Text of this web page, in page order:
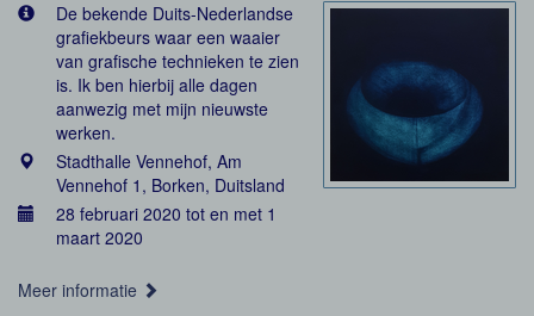
De bekende Duits-Nederlandse
grafiekbeurs waar een waaier
van grafische technieken te zien
is. Ik ben hierbij alle dagen
aanwezig met mijn nieuwste
werken.
Stadthalle Vennehof, Am
Vennehof 1, Borken, Duitsland
28 februari 2020 tot en met 1
maart 2020
Meer informatie